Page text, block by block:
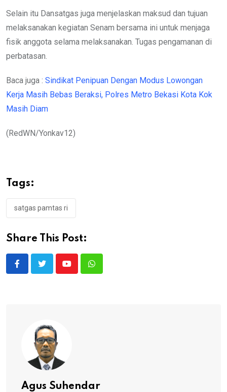
Selain itu Dansatgas juga menjelaskan maksud dan tujuan
melaksanakan kegiatan Senam bersama ini untuk menjaga
fisik anggota selama melaksanakan. Tugas pengamanan di
perbatasan.
Baca juga : Sindikat Penipuan Dengan Modus Lowongan
Kerja Masih Bebas Beraksi, Polres Metro Bekasi Kota Kok
Masih Diam
(RedWN/Yonkav12)
Tags:
satgas pamtas ri
Share This Post:
YoutubeWhatsapp
Agus Suhendar